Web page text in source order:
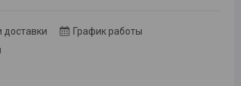
доставки
График работы